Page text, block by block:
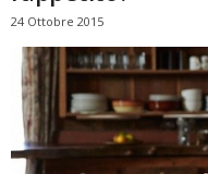
24 Ottobre 2015